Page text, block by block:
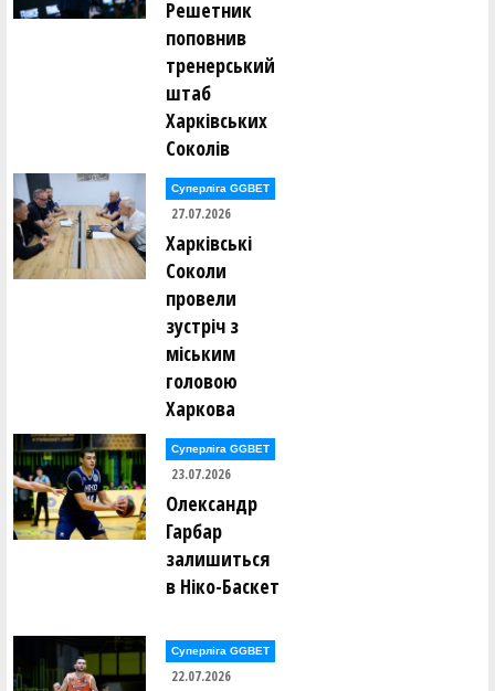
Решетник
поповнив
тренерський
штаб
Харківських
Соколів
Суперліга GGBET
27.07.2026
Харківські
Соколи
провели
зустріч з
міським
головою
Харкова
Суперліга GGBET
23.07.2026
Олександр
Гарбар
залишиться
в Ніко-Баскет
Суперліга GGBET
22.07.2026